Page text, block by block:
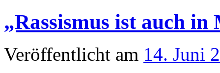
„Rassismus ist auch
Veröffentlicht am 14. Juni